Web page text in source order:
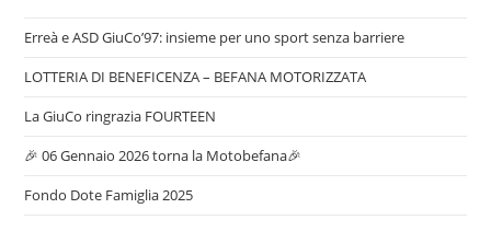
Erreà e ASD GiuCo’97: insieme per uno sport senza barriere
LOTTERIA DI BENEFICENZA – BEFANA MOTORIZZATA
La GiuCo ringrazia FOURTEEN
🎉 06 Gennaio 2026 torna la Motobefana🎉
Fondo Dote Famiglia 2025